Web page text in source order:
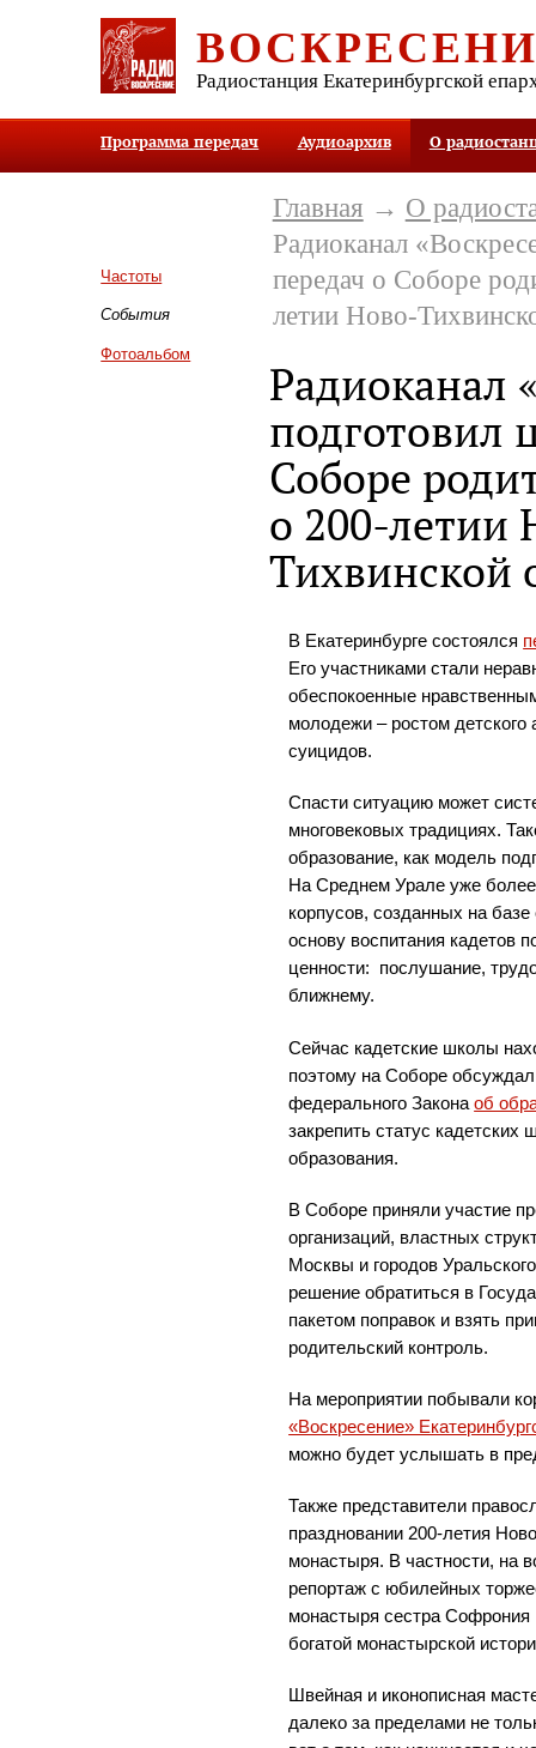
Радиостанция Екатеринбургской
Программа передач Аудиоархив О
Частоты
События
Фотоальбом
Главная → О
Радиоканал
передач о Соборе
летии Ново-
Радиоканал
подготовил
Соборе
о 200-летии
Тихвинской
В Екатеринбурге состоялся
Его участниками стали
обеспокоенные
молодежи – ростом детского
суицидов.
Спасти ситуацию может
многовековых традициях.
образование, как модель
На Среднем Урале уже более
корпусов, созданных на
основу воспитания кадетов
ценности: послушание,
ближнему.
Сейчас кадетские школы
поэтому на Соборе
федерального Законаоб
закрепить статус кадетских
образования.
В Соборе приняли участие
организаций, властных
Москвы и городов
решение обратиться в
пакетом поправок и взять
родительский контроль.
На мероприятии побывали
«Воскресение»
можно будет услышать в
Также представители
праздновании 200-летия
монастыря. В частности, на
репортаж с юбилейных
монастыря сестра
богатой монастырской
Швейная и иконописная
далеко за пределами не